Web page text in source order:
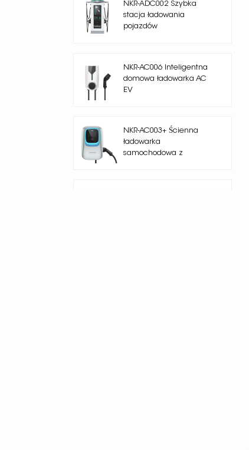
NKR-ADC002 Szybka
stacja ładowania
pojazdów
NKR-AC006 Inteligentna
domowa ładowarka AC
EV
NKR-AC003+ Ścienna
ładowarka
samochodowa z